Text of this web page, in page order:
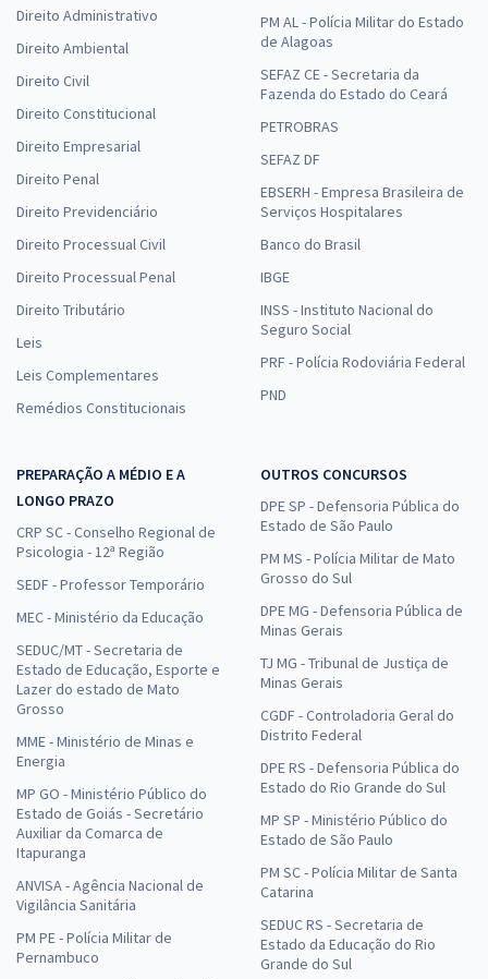
Direito Administrativo
Direito Ambiental
Direito Civil
Direito Constitucional
Direito Empresarial
Direito Penal
Direito Previdenciário
Direito Processual Civil
Direito Processual Penal
Direito Tributário
Leis
Leis Complementares
Remédios Constitucionais
PM AL - Polícia Militar do Estado
de Alagoas
SEFAZ CE - Secretaria da
Fazenda do Estado do Ceará
PETROBRAS
SEFAZ DF
EBSERH - Empresa Brasileira de
Serviços Hospitalares
Banco do Brasil
IBGE
INSS - Instituto Nacional do
Seguro Social
PRF - Polícia Rodoviária Federal
PND
PREPARAÇÃO A MÉDIO E A
LONGO PRAZO
CRP SC - Conselho Regional de
Psicologia - 12ª Região
SEDF - Professor Temporário
MEC - Ministério da Educação
SEDUC/MT - Secretaria de
Estado de Educação, Esporte e
Lazer do estado de Mato
Grosso
MME - Ministério de Minas e
Energia
MP GO - Ministério Público do
Estado de Goiás - Secretário
Auxiliar da Comarca de
Itapuranga
ANVISA - Agência Nacional de
Vigilância Sanitária
PM PE - Polícia Militar de
Pernambuco
OUTROS CONCURSOS
DPE SP - Defensoria Pública do
Estado de São Paulo
PM MS - Polícia Militar de Mato
Grosso do Sul
DPE MG - Defensoria Pública de
Minas Gerais
TJ MG - Tribunal de Justiça de
Minas Gerais
CGDF - Controladoria Geral do
Distrito Federal
DPE RS - Defensoria Pública do
Estado do Rio Grande do Sul
MP SP - Ministério Público do
Estado de São Paulo
PM SC - Polícia Militar de Santa
Catarina
SEDUC RS - Secretaria de
Estado da Educação do Rio
Grande do Sul